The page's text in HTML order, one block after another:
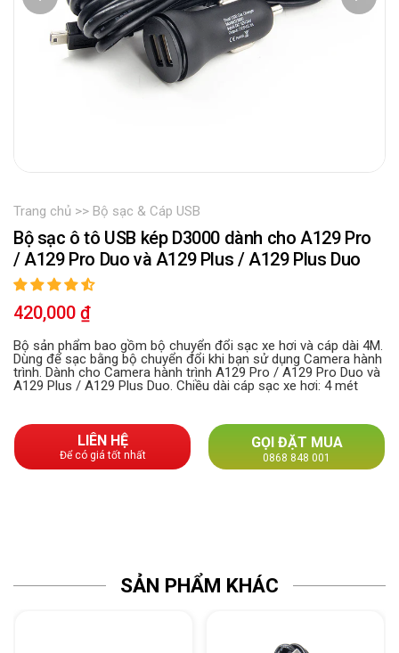
Trang chủ Bộ sạc & Cáp USB
Bộ sạc ô tô USB kép D3000 dành cho A129 Pro
/ A129 Pro Duo và A129 Plus / A129 Plus Duo
Sale
price
420,000 ₫
Bộ sản phẩm bao gồm bộ chuyển đổi sạc xe hơi và cáp dài 4M.
Dùng để sạc bằng bộ chuyển đổi khi bạn sử dụng Camera hành
trình. Dành cho Camera hành trình A129 Pro / A129 Pro Duo và
A129 Plus / A129 Plus Duo. Chiều dài cáp sạc xe hơi: 4 mét
LIÊN HỆ
Để có giá tốt nhất
GỌI ĐẶT MUA
0868 848 001
SẢN PHẨM KHÁC